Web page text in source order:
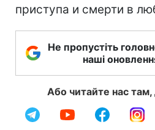
приступа и смерти в
Не пропустіть
наші
Або читайте нас